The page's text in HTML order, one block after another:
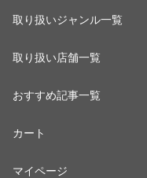
取り扱いジャンル一覧
取り扱い店舗一覧
おすすめ記事一覧
カート
マイページ